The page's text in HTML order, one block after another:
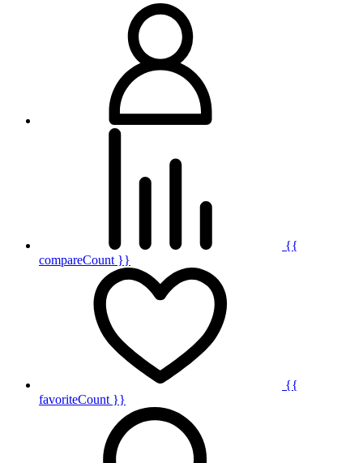
{{
compareCount }}
{{
favoriteCount }}